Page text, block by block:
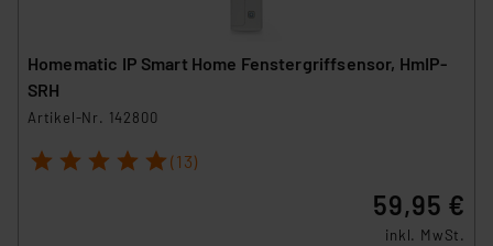
Homematic IP Smart Home Fenstergriffsensor, HmIP-
SRH
Artikel-Nr. 142800
1 2 3 4 5 (13)
59,95 €
inkl. MwSt.